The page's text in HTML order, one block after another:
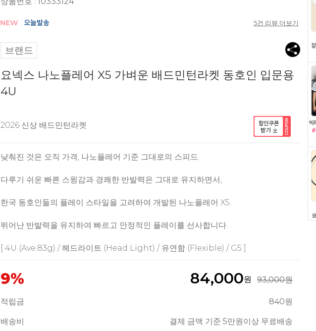
5건 리뷰 더보기
브랜드
요넥스 나노플레어 X5 가벼운 배드민턴라켓 동호인 입문용
4U
2026 신상 배드민턴라켓
낮춰진 것은 오직 가격, 나노플레어 기준 그대로의 스피드.
다루기 쉬운 빠른 스윙감과 경쾌한 반발력은 그대로 유지하면서,
한국 동호인들의 플레이 스타일을 고려하여 개발된 나노플레어 X5.
뛰어난 반발력을 유지하여 빠르고 안정적인 플레이를 선사합니다.
[ 4U (Ave.83g) / 헤드라이트 (Head Light) / 유연함 (Flexible) / G5 ]
9% 84,000원 93,000원
적립금 840원
배송비 결제 금액 기준 5만원이상 무료배송